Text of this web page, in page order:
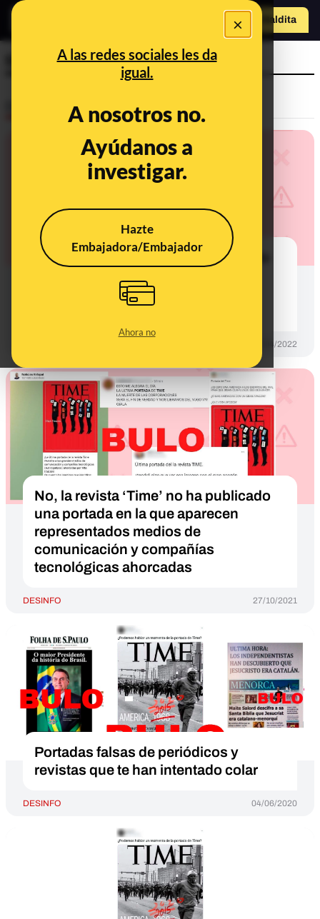
×
A las redes sociales les da
igual.
A nosotros no.
Ayúdanos a
investigar.
Hazte
Embajadora/Embajador
Ahora no
Hazte Maldita
No, la revista 'Time' no ha publicado
Ucrania, Volodímir Zelenski, con
“cuernos”: es un montaje
22/04/2022
No, la revista ‘Time’ no ha publicado
una portada en la que aparecen
representados medios de
comunicación y compañías
tecnológicas ahorcadas
DESINFO 27/10/2021
Portadas falsas de periódicos y
revistas que te han intentado colar
DESINFO 04/06/2020